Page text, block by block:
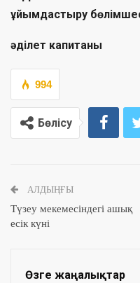
ұйымдастыру
әділет капитаны
994
Бөлісу
АЛДЫҢҒЫ
Түзеу мекемесіндегі ашық
есік күні
Өзге жаңалықтар